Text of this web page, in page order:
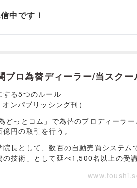
中です！
プロ為替ディーラー/当スクー
する5つのルール
ンパブリッシング刊）
どっとコム」で為替のプロディーラー
円の取引を行う。
長として、数百の自動売買システム
技術」として延べ1,500名以上の受